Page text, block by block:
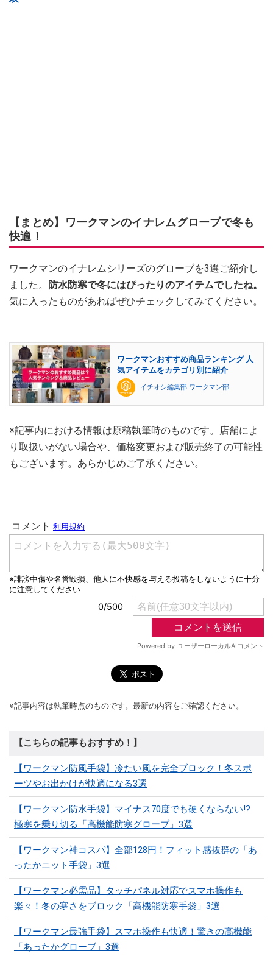
【まとめ】ワークマンのイナレムグローブで冬も
快適！
ワークマンのイナレムシリーズのグローブを3選ご紹介し
ました。
防水防寒で冬にはぴったりのアイテムでしたね。
気に入ったものがあればぜひチェックしてみてください。
ワークマンおすすめ商品ランキング 人
気アイテムをカテゴリ別に紹介
イチオシ編集部 ワークマン部
※記事内における情報は原稿執筆時のものです。店舗によ
り取扱いがない場合や、価格変更および販売終了の可能性
もございます。あらかじめご了承ください。
※記事内容は執筆時点のものです。最新の内容をご確認ください。
【こちらの記事もおすすめ！】
【ワークマン防風手袋】冷たい風を完全ブロック！冬スポ
ーツやお出かけが快適になる3選
【ワークマン防水手袋】マイナス70度でも硬くならない!?
極寒を乗り切る「高機能防寒グローブ」3選
【ワークマン神コスパ】全部128円！フィット感抜群の「あ
ったかニット手袋」3選
【ワークマン必需品】タッチパネル対応でスマホ操作も
楽々！冬の寒さをブロック「高機能防寒手袋」3選
【ワークマン最強手袋】スマホ操作も快適！驚きの高機能
「あったかグローブ」3選